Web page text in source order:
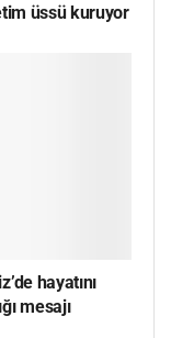
üssü kuruyor
hayatını
mesajı